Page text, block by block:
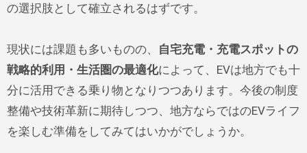
の選択肢として確立されるはずです。
現状には課題も多いものの、
自宅充電・充電スポットの
戦略的利用・生活圏の最適化によって、EVは地方でも十
分に活用できる乗り物となりつつあります。今後の制度
整備や技術革新に期待しつつ、地方ならではのEVライフ
を楽しむ準備をしてみてはいかがでしょうか。